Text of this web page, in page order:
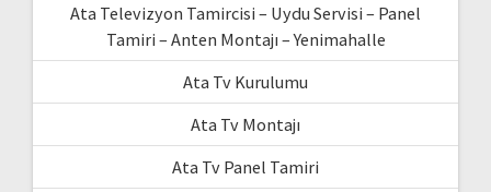
Ata Televizyon Tamircisi – Uydu Servisi – Panel
Tamiri – Anten Montajı – Yenimahalle
Ata Tv Kurulumu
Ata Tv Montajı
Ata Tv Panel Tamiri